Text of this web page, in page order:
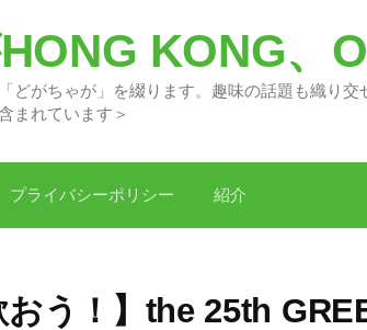
KONG、
の日々の「どがちゃが」を綴
まれています＞
プライバシーポリシー 紹介
おう！】the 25th